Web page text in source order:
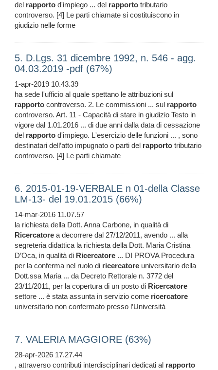
del rapporto d'impiego ... del rapporto tributario
controverso. [4] Le parti chiamate si costituiscono in
giudizio nelle forme
5. D.Lgs. 31 dicembre 1992, n. 546 - agg.
04.03.2019 -pdf (67%)
1-apr-2019 10.43.39
ha sede l'ufficio al quale spettano le attribuzioni sul
rapporto controverso. 2. Le commissioni ... sul rapporto
controverso. Art. 11 - Capacità di stare in giudizio Testo in
vigore dal 1.01.2016 ... di due anni dalla data di cessazione
del rapporto d'impiego. L'esercizio delle funzioni ... , sono
destinatari dell’atto impugnato o parti del rapporto tributario
controverso. [4] Le parti chiamate
6. 2015-01-19-VERBALE n 01-della Classe
LM-13- del 19.01.2015 (66%)
14-mar-2016 11.07.57
la richiesta della Dott. Anna Carbone, in qualità di
Ricercatore a decorrere dal 27/12/2011, avendo ... alla
segreteria didattica la richiesta della Dott. Maria Cristina
D’Oca, in qualità di Ricercatore ... DI PROVA Procedura
per la conferma nel ruolo di ricercatore universitario della
Dott.ssa Maria ... da Decreto Rettorale n. 3772 del
23/11/2011, per la copertura di un posto di Ricercatore
settore ... è stata assunta in servizio come ricercatore
universitario non confermato presso l’Università
7. VALERIA MAGGIORE (63%)
28-apr-2026 17.27.44
, attraverso contributi interdisciplinari dedicati al rapporto